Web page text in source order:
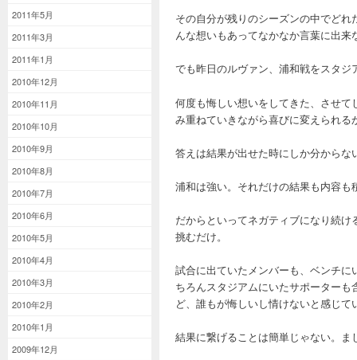
2011年5月
2011年3月
2011年1月
2010年12月
2010年11月
2010年10月
2010年9月
2010年8月
2010年7月
2010年6月
2010年5月
2010年4月
2010年3月
2010年2月
2010年1月
2009年12月
その自分が残りのシーズンの中でど
んな想いもあってなかなか言葉に出来
でも昨日のルヴァン、浦和戦をスタ
何度も悔しい想いをしてきた、させ
み重ねていきながら喜びに変えられる
答えは結果が出せた時にしか分から
浦和は強い。それだけの結果も内容も
だからといってネガティブになり続
挑むだけ。
試合に出ていたメンバーも、ベンチ
ちろんスタジアムにいたサポーター
ど、誰もが悔しいし情けないと感じて
結果に繋げることは簡単じゃない。